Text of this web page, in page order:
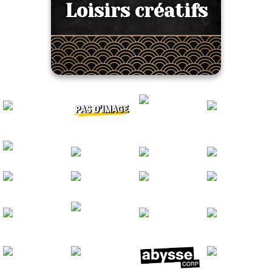
Loisirs créatifs